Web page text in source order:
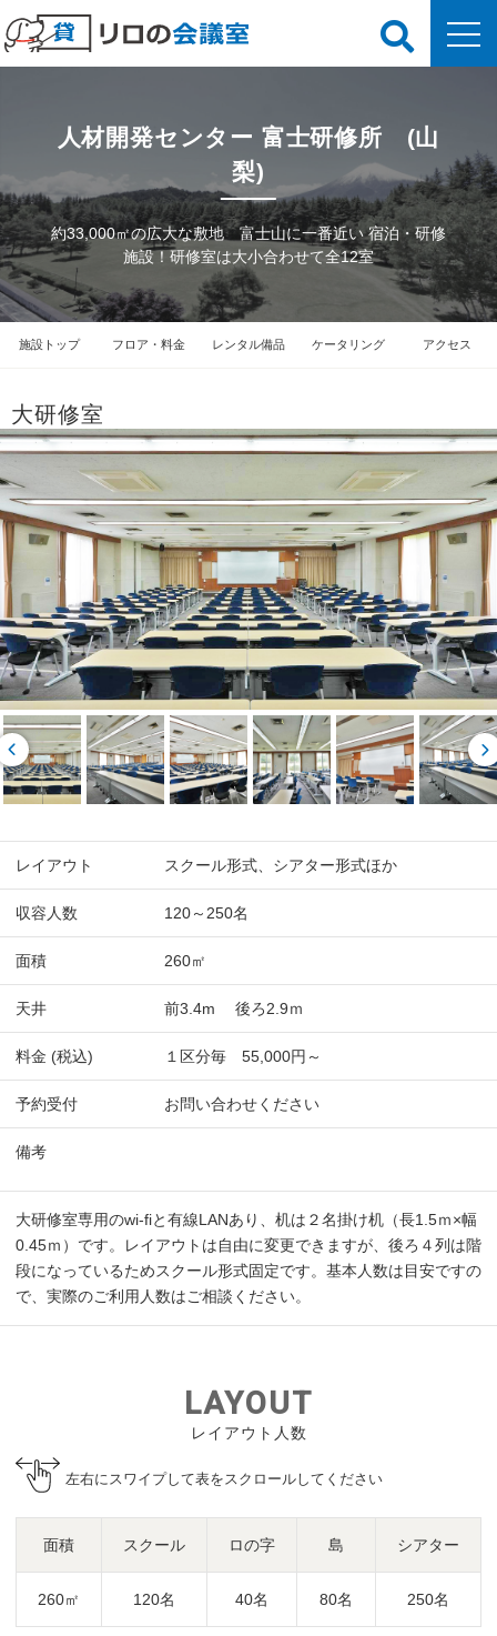
人材開発センター 富士研修所 (山
梨)
約33,000㎡の広大な敷地 富士山に一番近い 宿泊・研修
施設！研修室は大小合わせて全12室
施設トップ フロア・料金 レンタル備品 ケータリング アクセス
大研修室
レイアウト スクール形式、シアター形式ほか
収容人数 120～250名
面積 260㎡
天井 前3.4m 後ろ2.9ｍ
料金 (税込) １区分毎 55,000円～
予約受付 お問い合わせください
備考
大研修室専用のwi-fiと有線LANあり、机は２名掛け机（長1.5ｍ×幅
0.45ｍ）です。レイアウトは自由に変更できますが、後ろ４列は階
段になっているためスクール形式固定です。基本人数は目安ですの
で、実際のご利用人数はご相談ください。
LAYOUT
レイアウト人数
左右にスワイプして表をスクロールしてください
面積 スクール ロの字 島 シアター
260㎡ 120名 40名 80名 250名